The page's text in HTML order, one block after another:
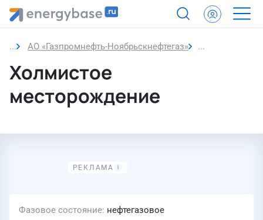
АО «Газпромнефть-Ноябрьскнефтегаз» Холмистое
Холмистое
месторождение
Фазовое состояние нефтегазовое